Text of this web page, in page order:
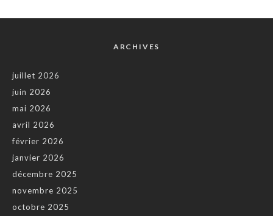
ARCHIVES
juillet 2026
juin 2026
mai 2026
avril 2026
février 2026
janvier 2026
décembre 2025
novembre 2025
octobre 2025